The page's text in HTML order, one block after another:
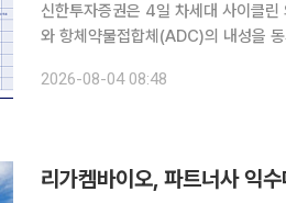
신한투자증권은 4일 차세대 사이클
와 항체약물접합체(ADC)의 내성을
바이오-엄니버스#3: CDK7, HER2 재
2026-08-04 08:48
리가켐바이오, 파트너사 익